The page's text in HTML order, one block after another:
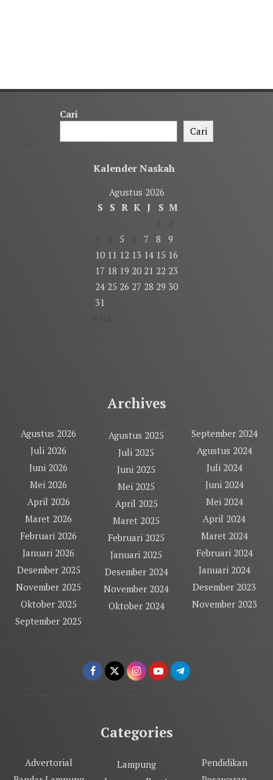
Cari
Cari
Kalender Naskah
Agustus 2026
S
S R K J S M
5 7 8
9
10 11 12 13 14 15 16
17 18 19 20 21 22 23
24 25 26 27 28 29 30
31
Archives
Agustus 2026
Juli 2026
Juni 2026
Mei 2026
April 2026
Maret 2026
Februari 2026
Januari 2026
Desember 2025
November 2025
Oktober 2025
September 2025
Agustus 2025
Juli 2025
Juni 2025
Mei 2025
April 2025
Maret 2025
Februari 2025
Januari 2025
Desember 2024
November 2024
Oktober 2024
September 2024
Agustus 2024
Juli 2024
Juni 2024
Mei 2024
April 2024
Maret 2024
Februari 2024
Januari 2024
Desember 2023
November 2023
Categories
Advertorial
Lampung
Pendidikan